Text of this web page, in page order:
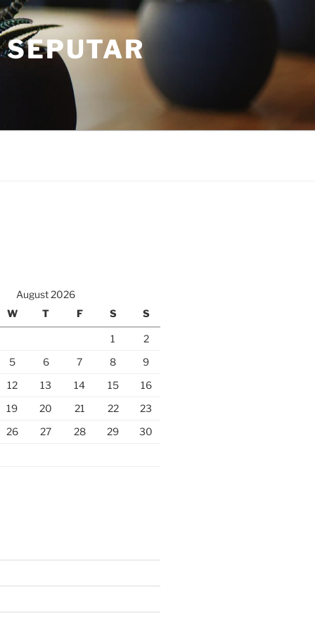
August 2026
W T F S S
1
2
5 6 7 8
9
12 13 14 15
16
19 20 21 22
23
26 27 28 29
30